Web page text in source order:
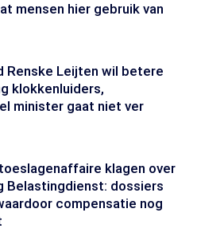
mensen hier gebruik van
Renske Leijten wil betere
klokkenluiders,
minister gaat niet ver
klagen over
Belastingdienst: dossiers
compensatie nog